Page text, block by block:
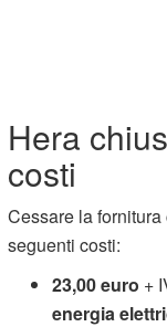
Hera
costi
Cessare la
seguenti costi:
23,00 euro +
energia